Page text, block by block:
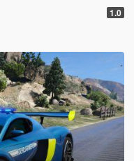
1.0